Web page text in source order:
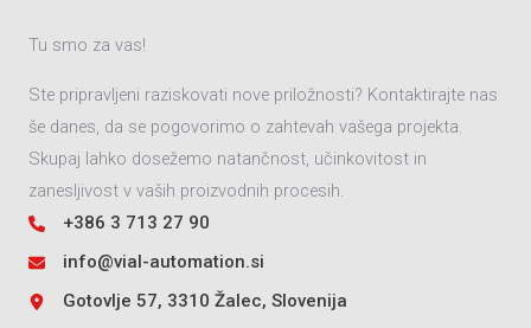
Tu smo za vas!
Ste pripravljeni raziskovati nove priložnosti? Kontaktirajte nas
še danes, da se pogovorimo o zahtevah vašega projekta.
Skupaj lahko dosežemo natančnost, učinkovitost in
zanesljivost v vaših proizvodnih procesih.
+386 3 713 27 90
info@vial-automation.si
Gotovlje 57, 3310 Žalec, Slovenija